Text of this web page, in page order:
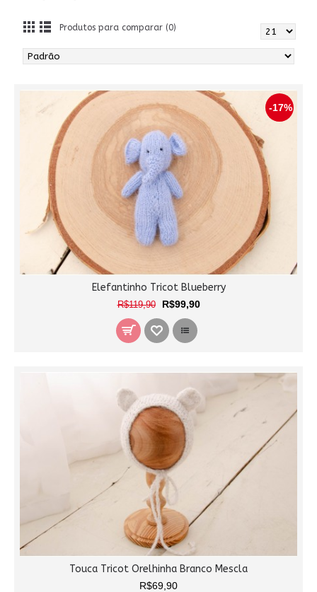
Produtos para comparar (0)
-17%
Elefantinho Tricot Blueberry
R$119,90 R$99,90
Touca Tricot Orelhinha Branco Mescla
R$69,90